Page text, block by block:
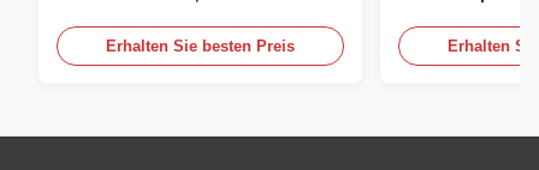
Erhalten Sie besten Preis Erhalten